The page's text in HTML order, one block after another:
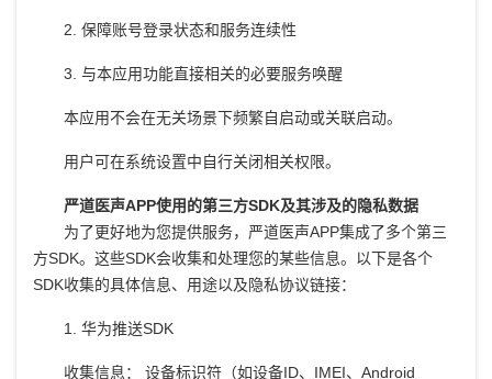
2. 保障账号登录状态和服务连续性
3. 与本应用功能直接相关的必要服务唤醒
本应用不会在无关场景下频繁自启动或关联启动。
用户可在系统设置中自行关闭相关权限。
严道医声APP使用的第三方SDK及其涉及的隐私数据
为了更好地为您提供服务，严道医声APP集成了多个第三
方SDK。这些SDK会收集和处理您的某些信息。以下是各个
SDK收集的具体信息、用途以及隐私协议链接：
1. 华为推送SDK
收集信息： 设备标识符（如设备ID、IMEI、Android